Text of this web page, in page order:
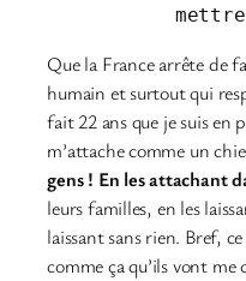
Que la France arrête de
humain et surtout qui
fait 22 ans que je suis en
m’attache comme un
gens ! En les attachant
leurs familles, en les
laissant sans rien. Bref, ce
comme ça qu’ils vont me